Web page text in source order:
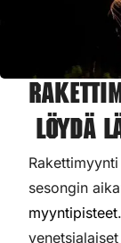
Löydä
sesongin
myyntipisteet